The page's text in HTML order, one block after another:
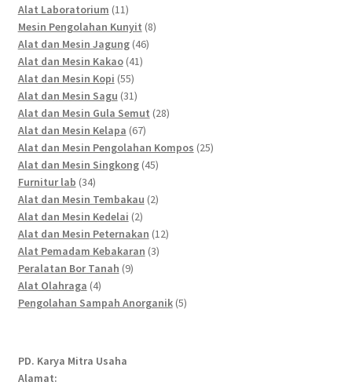
Alat Laboratorium 1111
products
Mesin Pengolahan Kunyit 88
Alat dan Mesin Jagung 4646
Alat dan Mesin Kakao 4141
Alat dan Mesin Kopi 5555
products
Alat dan Mesin Sagu 3131
products
Alat dan Mesin Gula Semut 2828
Alat dan Mesin Kelapa 6767
products
Alat dan Mesin Pengolahan Kompos 2525
Alat dan Mesin Singkong 4545
Furnitur lab 3434
products
Alat dan Mesin Tembakau 22
Alat dan Mesin Kedelai 22
products
Alat dan Mesin Peternakan 1212
Alat Pemadam Kebakaran 33
Peralatan Bor Tanah 99
Alat Olahraga 44
products
Pengolahan Sampah Anorganik 55
PD. Karya Mitra Usaha
Alamat: